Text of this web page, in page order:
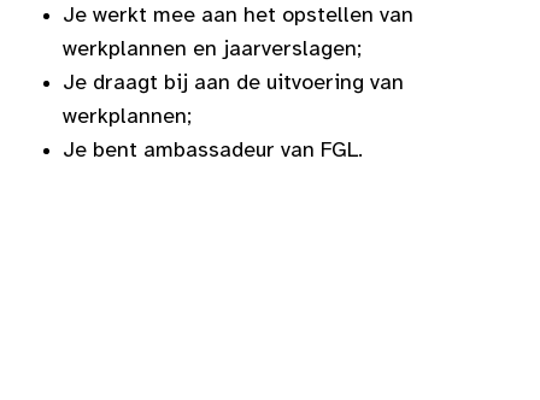
Je werkt mee aan het opstellen van
werkplannen en jaarverslagen;
Je draagt bij aan de uitvoering van
werkplannen;
Je bent ambassadeur van FGL.